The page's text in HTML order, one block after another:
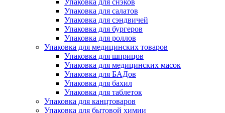
Упаковка для снэков
Упаковка для салатов
Упаковка для сэндвичей
Упаковка для бургеров
Упаковка для роллов
Упаковка для медицинских товаров
Упаковка для шприцов
Упаковка для медицинских масок
Упаковка для БАДов
Упаковка для бахил
Упаковка для таблеток
Упаковка для канцтоваров
Упаковка для бытовой химии